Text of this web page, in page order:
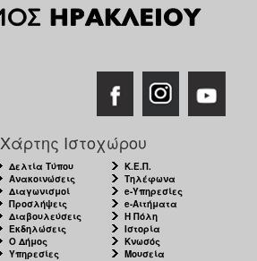
Χάρτης Ιστοχώρου
Δελτία Τύπου
Ανακοινώσεις
Διαγωνισμοί
Προσλήψεις
Διαβουλεύσεις
Εκδηλώσεις
Ο Δήμος
Υπηρεσίες
Κ.Ε.Π.
Τηλέφωνα
e-Υπηρεσίες
e-Αιτήματα
Η Πόλη
Ιστορία
Κνωσός
Μουσεία